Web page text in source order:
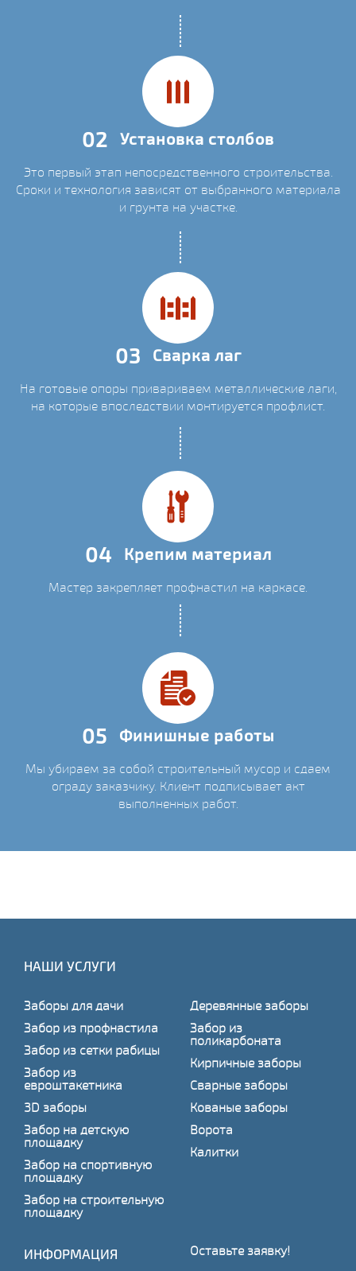
02 Установка столбов
Это первый этап непосредственного строительства.
Сроки и технология зависят от выбранного материала
и грунта на участке.
03 Сварка лаг
На готовые опоры привариваем металлические лаги,
на которые впоследствии монтируется профлист.
04 Крепим материал
Мастер закрепляет профнастил на каркасе.
05 Финишные работы
Мы убираем за собой строительный мусор и сдаем
ограду заказчику. Клиент подписывает акт
выполненных работ.
НАШИ УСЛУГИ
Заборы для дачи
Забор из профнастила
Забор из сетки рабицы
Забор из
евроштакетника
3D заборы
Забор на детскую
площадку
Забор на спортивную
площадку
Забор на строительную
площадку
Деревянные заборы
Забор из
поликарбоната
Кирпичные заборы
Сварные заборы
Кованые заборы
Ворота
Калитки
ИНФОРМАЦИЯ Оставьте заявку!